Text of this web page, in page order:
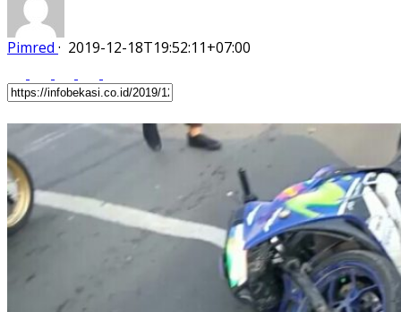
Pimred · 2019-12-18T19:52:11+07:00